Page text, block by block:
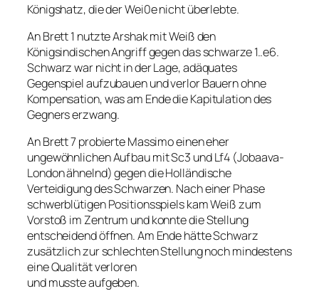
Königshatz, die der Wei0e nicht überlebte.
An Brett 1 nutzte Arshak mit Weiß den
Königsindischen Angriff gegen das schwarze 1..e6.
Schwarz war nicht in der Lage, adäquates
Gegenspiel aufzubauen und verlor Bauern ohne
Kompensation, was am Ende die Kapitulation des
Gegners erzwang.
An Brett 7 probierte Massimo einen eher
ungewöhnlichen Aufbau mit Sc3 und Lf4 (Jobaava-
London ähnelnd) gegen die Holländische
Verteidigung des Schwarzen. Nach einer Phase
schwerblütigen Positionsspiels kam Weiß zum
Vorstoß im Zentrum und konnte die Stellung
entscheidend öffnen. Am Ende hätte Schwarz
zusätzlich zur schlechten Stellung noch mindestens
eine Qualität verloren
und musste aufgeben.